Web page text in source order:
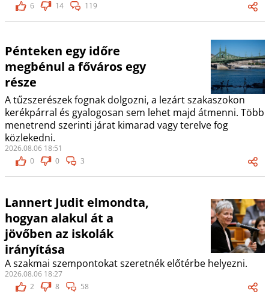
6
14 119
Pénteken egy időre
megbénul a főváros egy
része
A tűzszerészek fognak dolgozni, a lezárt szakaszokon
kerékpárral és gyalogosan sem lehet majd átmenni. Több
menetrend szerinti járat kimarad vagy terelve fog
közlekedni.
2026.08.06 18:51
0
0 3
Lannert Judit elmondta,
hogyan alakul át a
jövőben az iskolák
irányítása
A szakmai szempontokat szeretnék előtérbe helyezni.
2026.08.06 18:27
2
8 58